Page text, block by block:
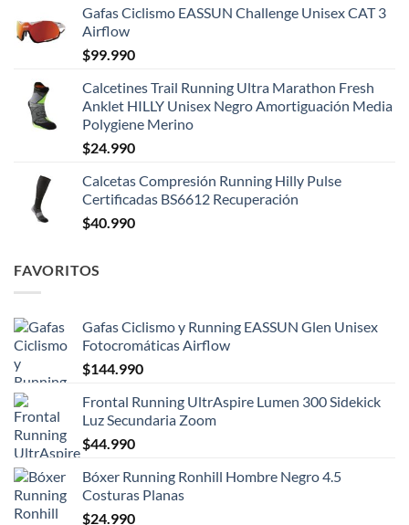
Gafas Ciclismo EASSUN Challenge Unisex CAT 3
Airflow
$99.990
Calcetines Trail Running Ultra Marathon Fresh
Anklet HILLY Unisex Negro Amortiguación Media
Polygiene Merino
$24.990
Calcetas Compresión Running Hilly Pulse
Certificadas BS6612 Recuperación
$40.990
FAVORITOS
Gafas Ciclismo y Running EASSUN Glen Unisex
Fotocromáticas Airflow
$144.990
Frontal Running UltrAspire Lumen 300 Sidekick
Luz Secundaria Zoom
$44.990
Bóxer Running Ronhill Hombre Negro 4.5
Costuras Planas
$24.990